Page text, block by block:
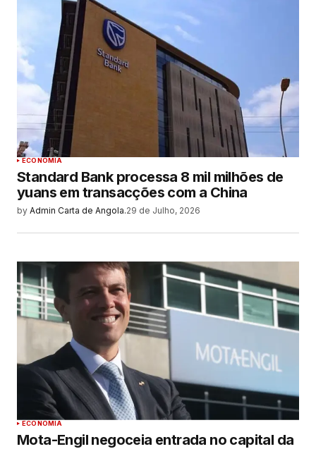
ECONOMIA
Standard Bank processa 8 mil milhões de
yuans em transacções com a China
by Admin Carta de Angola.29 de Julho, 2026
ECONOMIA
Mota-Engil negoceia entrada no capital da